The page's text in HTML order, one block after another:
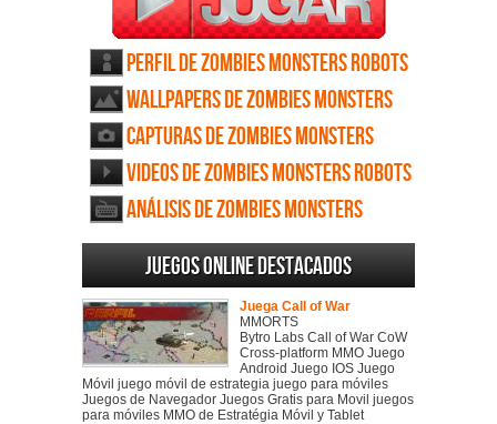
Perfil de Zombies Monsters Robots
Wallpapers de Zombies Monsters
Robots
Capturas de Zombies Monsters
Robots
Videos de Zombies Monsters Robots
Análisis de Zombies Monsters
Robots
Juegos online destacados
Juega Call of War
MMORTS
Bytro Labs Call of War CoW
Cross-platform MMO Juego
Android Juego IOS Juego
Móvil juego móvil de estrategia juego para móviles
Juegos de Navegador Juegos Gratis para Movil juegos
para móviles MMO de Estratégia Móvil y Tablet